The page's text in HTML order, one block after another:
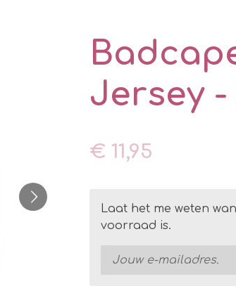
Jersey -
€ 11,95
Laat het me weten
voorraad is.